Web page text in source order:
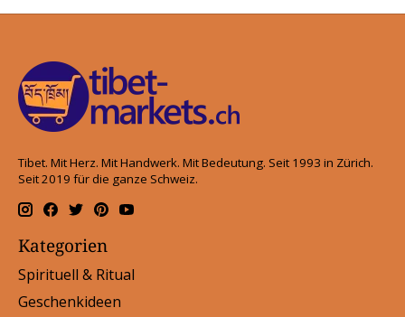
Tibet. Mit Herz. Mit Handwerk. Mit Bedeutung. Seit 1993 in Zürich.
Seit 2019 für die ganze Schweiz.
Kategorien
Spirituell & Ritual
Geschenkideen